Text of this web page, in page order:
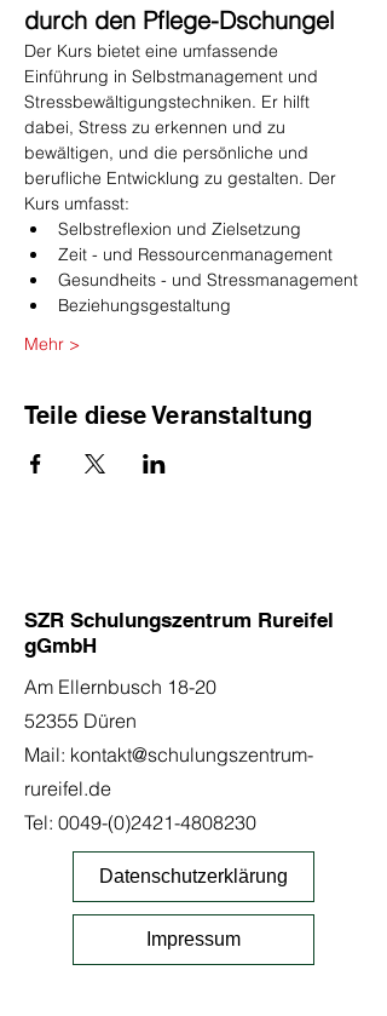
durch den Pflege-Dschungel
Der Kurs bietet eine umfassende
Einführung in Selbstmanagement und
Stressbewältigungstechniken. Er hilft
dabei, Stress zu erkennen und zu
bewältigen, und die persönliche und
berufliche Entwicklung zu gestalten. Der
Kurs umfasst:
Selbstreflexion und Zielsetzung
Zeit - und Ressourcenmanagement
Gesundheits - und Stressmanagement
Beziehungsgestaltung
Mehr >
Teile diese Veranstaltung
SZR Schulungszentrum Rureifel
gGmbH
Am Ellernbusch 18-20
52355 Düren
Mail: kontakt@schulungszentrum-
rureifel.de
Tel: 0049-(0)2421-4808230
Datenschutzerklärung
Impressum